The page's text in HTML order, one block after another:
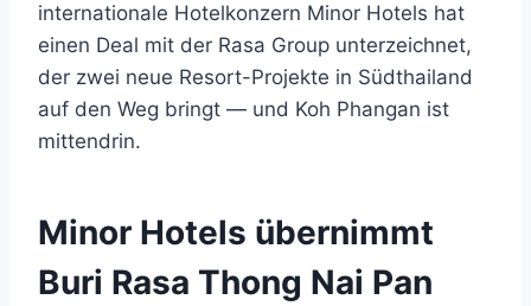
internationale Hotelkonzern Minor Hotels hat
einen Deal mit der Rasa Group unterzeichnet,
der zwei neue Resort-Projekte in Südthailand
auf den Weg bringt — und Koh Phangan ist
mittendrin.
Minor Hotels übernimmt
Buri Rasa Thong Nai Pan